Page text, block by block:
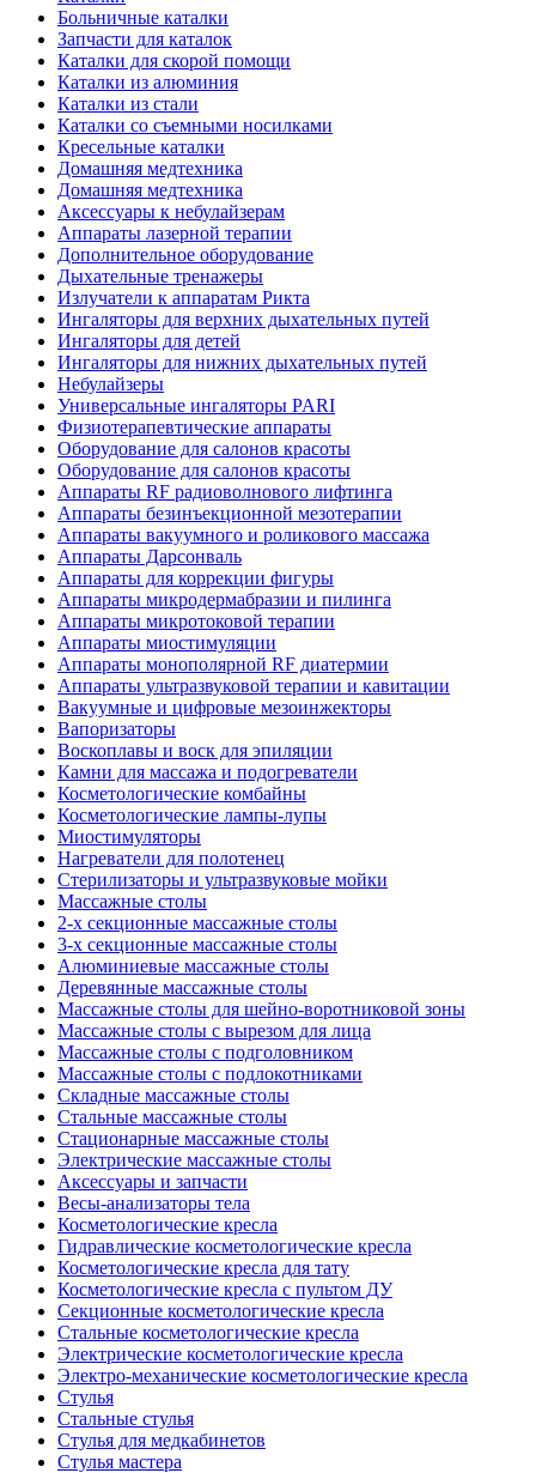
Больничные каталки
Запчасти для каталок
Каталки для скорой помощи
Каталки из алюминия
Каталки из стали
Каталки со съемными носилками
Кресельные каталки
Домашняя медтехника
Домашняя медтехника
Аксессуары к небулайзерам
Аппараты лазерной терапии
Дополнительное оборудование
Дыхательные тренажеры
Излучатели к аппаратам Рикта
Ингаляторы для верхних дыхательных путей
Ингаляторы для детей
Ингаляторы для нижних дыхательных путей
Небулайзеры
Универсальные ингаляторы PARI
Физиотерапевтические аппараты
Оборудование для салонов красоты
Оборудование для салонов красоты
Аппараты RF радиоволнового лифтинга
Аппараты безинъекционной мезотерапии
Аппараты вакуумного и роликового массажа
Аппараты Дарсонваль
Аппараты для коррекции фигуры
Аппараты микродермабразии и пилинга
Аппараты микротоковой терапии
Аппараты миостимуляции
Аппараты монополярной RF диатермии
Аппараты ультразвуковой терапии и кавитации
Вакуумные и цифровые мезоинжекторы
Вапоризаторы
Воскоплавы и воск для эпиляции
Камни для массажа и подогреватели
Косметологические комбайны
Косметологические лампы-лупы
Миостимуляторы
Нагреватели для полотенец
Стерилизаторы и ультразвуковые мойки
Массажные столы
2-х секционные массажные столы
3-х секционные массажные столы
Алюминиевые массажные столы
Деревянные массажные столы
Массажные столы для шейно-воротниковой зоны
Массажные столы с вырезом для лица
Массажные столы с подголовником
Массажные столы с подлокотниками
Складные массажные столы
Стальные массажные столы
Стационарные массажные столы
Электрические массажные столы
Аксессуары и запчасти
Весы-анализаторы тела
Косметологические кресла
Гидравлические косметологические кресла
Косметологические кресла для тату
Косметологические кресла с пультом ДУ
Секционные косметологические кресла
Стальные косметологические кресла
Электрические косметологические кресла
Электро-механические косметологические кресла
Стулья
Стальные стулья
Стулья для медкабинетов
Стулья мастера